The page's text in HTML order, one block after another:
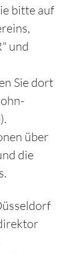
bitte auf
und
Sie dort
über
die